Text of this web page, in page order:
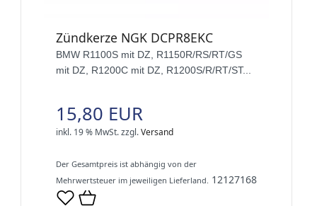
Zündkerze NGK DCPR8EKC
BMW R1100S mit DZ, R1150R/RS/RT/GS
mit DZ, R1200C mit DZ, R1200S/R/RT/ST...
15,80 EUR
inkl. 19 % MwSt.zzgl.Versand
Der Gesamtpreis ist abhängig von der
Mehrwertsteuer im jeweiligen Lieferland. 12127168